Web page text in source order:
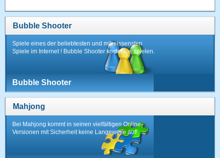
Bubble Shooter
Spiele eines der beliebtesten und mitreissensten
Spiele im Internet ! Bubble Shooter kostenlos spielen.
Bubble Shooter
Mahjong
Bei Mahjong kommt in seinen vielfältigen Online-
Versionen mit Sicherheit keine Langeweile auf!